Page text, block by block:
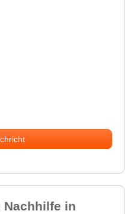
Nachhilfe in